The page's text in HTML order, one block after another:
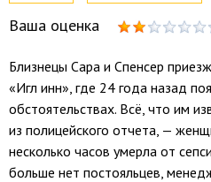
Ваша оценка
Близнецы Сара и Спенсер
«Игл инн», где 24 года назад
обстоятельствах. Всё, что им
из полицейского отчета, —
несколько часов умерла от
больше нет постояльцев,